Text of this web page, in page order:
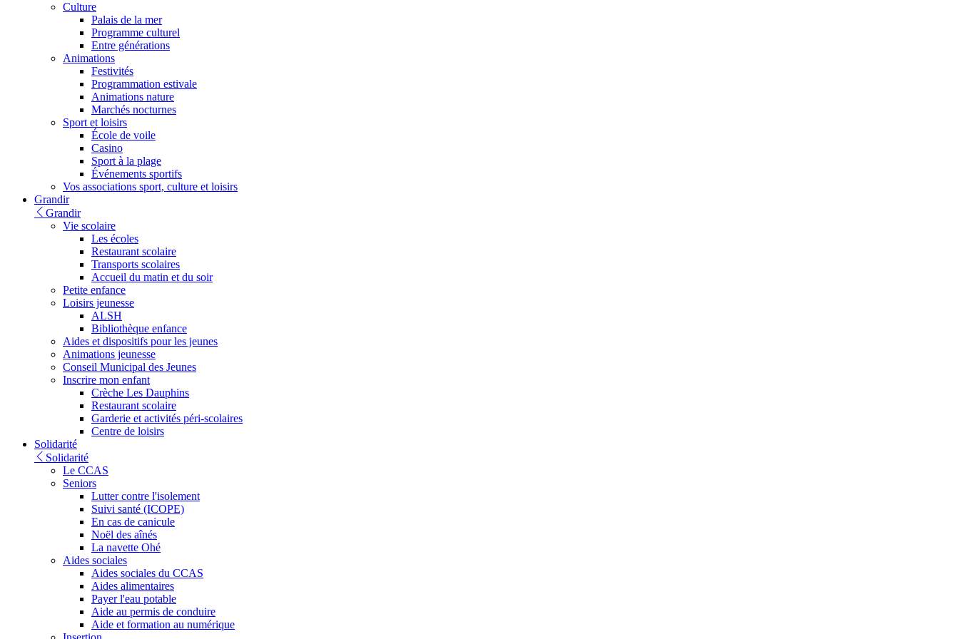
Culture
Palais de la mer
Programme culturel
Entre générations
Animations
Festivités
Programmation estivale
Animations nature
Marchés nocturnes
Sport et loisirs
École de voile
Casino
Sport à la plage
Événements sportifs
Vos associations sport, culture et loisirs
Grandir
Grandir
Vie scolaire
Les écoles
Restaurant scolaire
Transports scolaires
Accueil du matin et du soir
Petite enfance
Loisirs jeunesse
ALSH
Bibliothèque enfance
Aides et dispositifs pour les jeunes
Animations jeunesse
Conseil Municipal des Jeunes
Inscrire mon enfant
Crèche Les Dauphins
Restaurant scolaire
Garderie et activités péri-scolaires
Centre de loisirs
Solidarité
Solidarité
Le CCAS
Seniors
Lutter contre l'isolement
Suivi santé (ICOPE)
En cas de canicule
Noël des aînés
La navette Ohé
Aides sociales
Aides sociales du CCAS
Aides alimentaires
Payer l'eau potable
Aide au permis de conduire
Aide et formation au numérique